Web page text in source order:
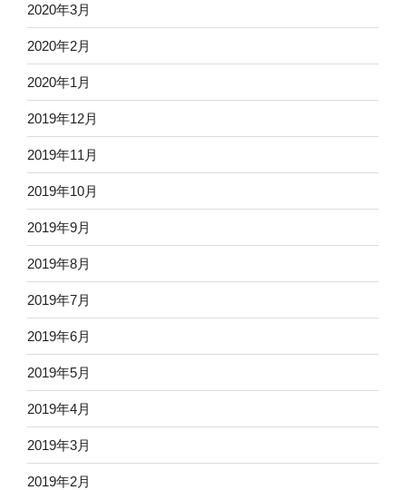
2020年3月
2020年2月
2020年1月
2019年12月
2019年11月
2019年10月
2019年9月
2019年8月
2019年7月
2019年6月
2019年5月
2019年4月
2019年3月
2019年2月